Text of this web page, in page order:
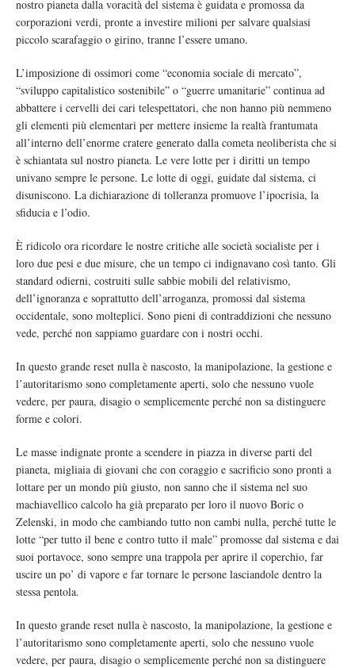
nostro pianeta dalla voracità del sistema è guidata e promossa da
corporazioni verdi, pronte a investire milioni per salvare qualsiasi
piccolo scarafaggio o girino, tranne l’essere umano.
L’imposizione di ossimori come “economia sociale di mercato”,
“sviluppo capitalistico sostenibile” o “guerre umanitarie” continua ad
abbattere i cervelli dei cari telespettatori, che non hanno più nemmeno
gli elementi più elementari per mettere insieme la realtà frantumata
all’interno dell’enorme cratere generato dalla cometa neoliberista che si
è schiantata sul nostro pianeta. Le vere lotte per i diritti un tempo
univano sempre le persone. Le lotte di oggi, guidate dal sistema, ci
disuniscono. La dichiarazione di tolleranza promuove l’ipocrisia, la
sfiducia e l’odio.
È ridicolo ora ricordare le nostre critiche alle società socialiste per i
loro due pesi e due misure, che un tempo ci indignavano così tanto. Gli
standard odierni, costruiti sulle sabbie mobili del relativismo,
dell’ignoranza e soprattutto dell’arroganza, promossi dal sistema
occidentale, sono molteplici. Sono pieni di contraddizioni che nessuno
vede, perché non sappiamo guardare con i nostri occhi.
In questo grande reset nulla è nascosto, la manipolazione, la gestione e
l’autoritarismo sono completamente aperti, solo che nessuno vuole
vedere, per paura, disagio o semplicemente perché non sa distinguere
forme e colori.
Le masse indignate pronte a scendere in piazza in diverse parti del
pianeta, migliaia di giovani che con coraggio e sacrificio sono pronti a
lottare per un mondo più giusto, non sanno che il sistema nel suo
machiavellico calcolo ha già preparato per loro il nuovo Boric o
Zelenski, in modo che cambiando tutto non cambi nulla, perché tutte le
lotte “per tutto il bene e contro tutto il male” promosse dal sistema e dai
suoi portavoce, sono sempre una trappola per aprire il coperchio, far
uscire un po’ di vapore e far tornare le persone lasciandole dentro la
stessa pentola.
In questo grande reset nulla è nascosto, la manipolazione, la gestione e
l’autoritarismo sono completamente aperti, solo che nessuno vuole
vedere, per paura, disagio o semplicemente perché non sa distinguere